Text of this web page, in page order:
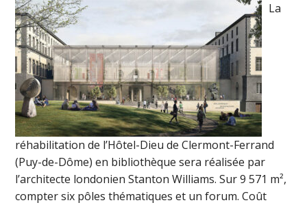
La
réhabilitation de l’Hôtel-Dieu de Clermont-Ferrand
(Puy-de-Dôme) en bibliothèque sera réalisée par
l’architecte londonien Stanton Williams. Sur 9 571 m²,
compter six pôles thématiques et un forum. Coût